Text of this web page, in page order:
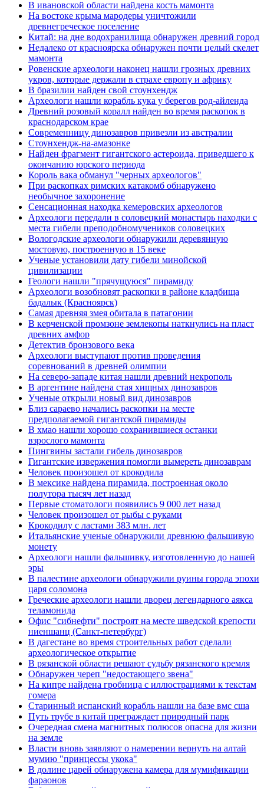
В ивановской области найдена кость мамонта
На востоке крыма мародеры уничтожили
древнегреческое поселение
Китай: на дне водохранилища обнаружен древний город
Недалеко от красноярска обнаружен почти целый скелет
мамонта
Ровенские археологи наконец нашли грозных древних
укров, которые держали в страхе европу и африку
В бразилии найден свой стоунхендж
Археологи нашли корабль кука у берегов род-айленда
Древний розовый коралл найден во время раскопок в
краснодарском крае
Современницу динозавров привезли из австралии
Стоунхендж-на-амазонке
Найден фрагмент гигантского астероида, приведшего к
окончанию юрского периода
Король вака обманул "черных археологов"
При раскопках римских катакомб обнаружено
необычное захоронение
Сенсационная находка кемеровских археологов
Археологи передали в соловецкий монастырь находки с
места гибели преподобномучеников соловецких
Вологодские археологи обнаружили деревянную
мостовую, построенную в 15 веке
Ученые установили дату гибели минойской
цивилизации
Геологи нашли "прячущуюся" пирамиду
Археологи возобновят раскопки в районе кладбища
бадалык (Красноярск)
Самая древняя змея обитала в патагонии
В керченской промзоне землекопы наткнулись на пласт
древних амфор
Детектив бронзового века
Археологи выступают против проведения
соревнований в древней олимпии
На северо-западе китая нашли древний некрополь
В аргентине найдена стая хищных динозавров
Ученые открыли новый вид динозавров
Близ сараево начались раскопки на месте
предполагаемой гигантской пирамиды
В хмао нашли хорошо сохранившиеся останки
взрослого мамонта
Пингвины застали гибель динозавров
Гигантские извержения помогли вымереть динозаврам
Человек произошел от крокодила
В мексике найдена пирамида, построенная около
полутора тысяч лет назад
Первые стоматологи появились 9 000 лет назад
Человек произошел от рыбы с руками
Крокодилу с ластами 383 млн. лет
Итальянские ученые обнаружили древнюю фальшивую
монету
Археологи нашли фальшивку, изготовленную до нашей
эры
В палестине археологи обнаружили руины города эпохи
царя соломона
Греческие археологи нашли дворец легендарного аякса
теламонида
Офис "сибнефти" построят на месте шведской крепости
ниеншанц (Санкт-петербург)
В дагестане во время строительных работ сделали
археологическое открытие
В рязанской области решают судьбу рязанского кремля
Обнаружен череп "недостающего звена"
На кипре найдена гробница с иллюстрациями к текстам
гомера
Старинный испанский корабль нашли на базе вмс сша
Путь трубе в китай преграждает природный парк
Очередная смена магнитных полюсов опасна для жизни
на земле
Власти вновь заявляют о намерении вернуть на алтай
мумию "принцессы укока"
В долине царей обнаружена камера для мумификации
фараонов